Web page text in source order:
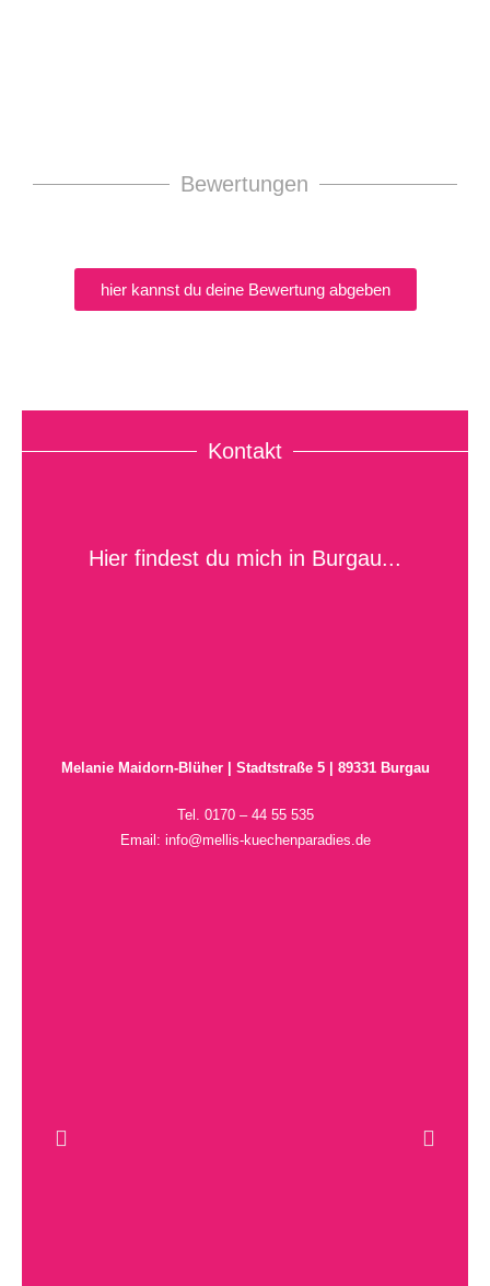
Bewertungen
hier kannst du deine Bewertung abgeben
Kontakt
Hier findest du mich in Burgau...
Melanie Maidorn-Blüher | Stadtstraße 5 | 89331 Burgau
Tel. 0170 – 44 55 535
Email: info@mellis-kuechenparadies.de